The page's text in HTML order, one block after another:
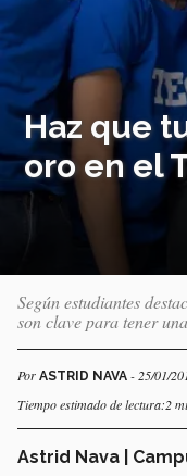
Haz que
oro en el
Según estudiantes
son clave para tener
Por ASTRID NAVA - 25/01/
Tiempo estimado de lectura:2
Astrid Nava |